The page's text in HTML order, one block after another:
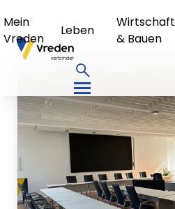
Mein
Vreden
Leben
Wirtschaft
& Bauen